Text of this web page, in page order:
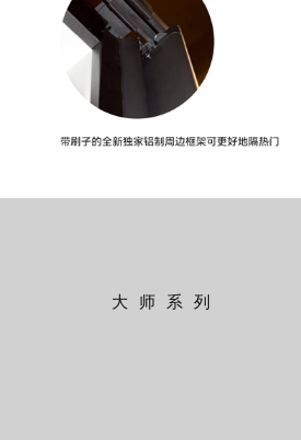
大师系列